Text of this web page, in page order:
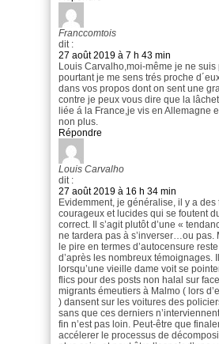
Franccomtois
dit :
27 août 2019 à 7 h 43 min
Louis Carvalho,moi-même je ne suis
pourtant je me sens trés proche
dans vos propos dont on sent une
contre je peux vous dire que la
liée á la France,je vis en Allemagne
non plus.
Répondre
Louis Carvalho
dit :
27 août 2019 à 16 h 34 min
Evidemment, je généralise, il y a des
courageux et lucides qui se foutent
correct. Il s’agit plutôt d’une «
ne tardera pas à s’inverser…ou pas.
le pire en termes d’autocensure
d’après les nombreux témoignages.
lorsqu’une vieille dame voit se
flics pour des posts non halal sur
migrants émeutiers à Malmo ( lors
) dansent sur les voitures des
sans que ces derniers
fin n’est pas loin. Peut-être que
accélerer le processus de